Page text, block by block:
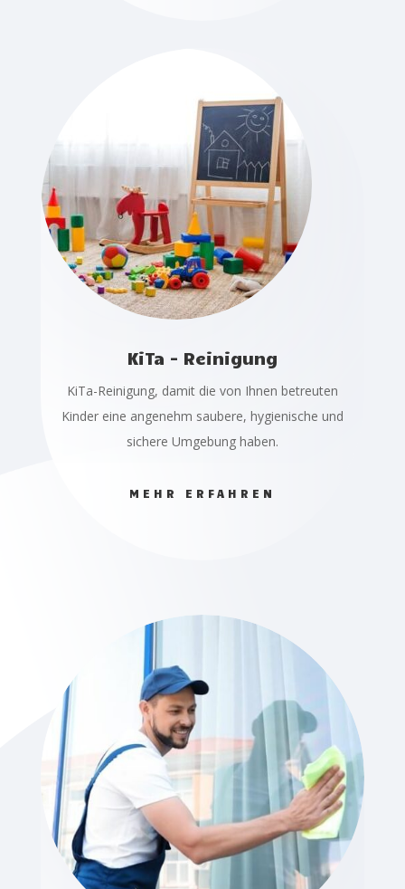
KiTa - Reinigung
KiTa-Reinigung, damit die von Ihnen betreuten
Kinder eine angenehm saubere, hygienische und
sichere Umgebung haben.
MEHR ERFAHREN